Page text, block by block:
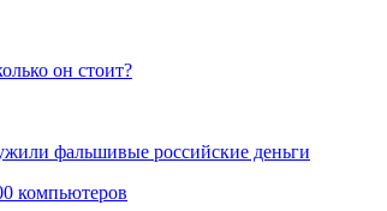
он стоит?
фальшивые российские деньги
компьютеров